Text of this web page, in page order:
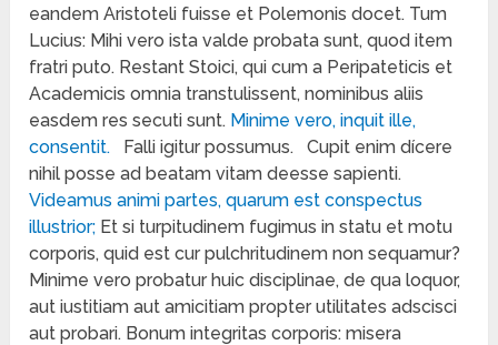
eandem Aristoteli fuisse et Polemonis docet. Tum
Lucius: Mihi vero ista valde probata sunt, quod item
fratri puto. Restant Stoici, qui cum a Peripateticis et
Academicis omnia transtulissent, nominibus aliis
easdem res secuti sunt. Minime vero, inquit ille,
consentit.
Falli igitur possumus.
Cupit enim dícere
nihil posse ad beatam vitam deesse sapienti.
Videamus animi partes, quarum est conspectus
illustrior; Et si turpitudinem fugimus in statu et motu
corporis, quid est cur pulchritudinem non sequamur?
Minime vero probatur huic disciplinae, de qua loquor,
aut iustitiam aut amicitiam propter utilitates adscisci
aut probari. Bonum integritas corporis: misera